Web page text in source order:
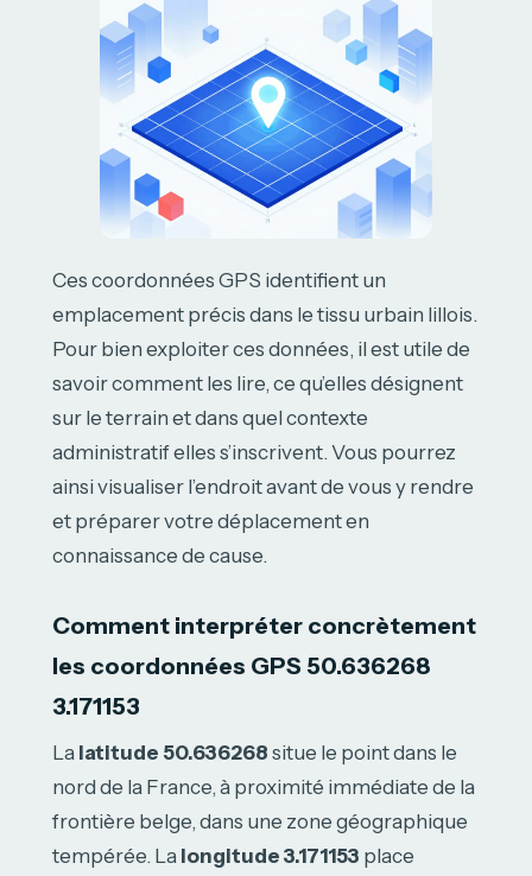
Ces coordonnées GPS identifient un
emplacement précis dans le tissu urbain lillois.
Pour bien exploiter ces données, il est utile de
savoir comment les lire, ce qu’elles désignent
sur le terrain et dans quel contexte
administratif elles s’inscrivent. Vous pourrez
ainsi visualiser l’endroit avant de vous y rendre
et préparer votre déplacement en
connaissance de cause.
Comment interpréter concrètement
les coordonnées GPS 50.636268
3.171153
La latitude 50.636268 situe le point dans le
nord de la France, à proximité immédiate de la
frontière belge, dans une zone géographique
tempérée. La longitude 3.171153 place